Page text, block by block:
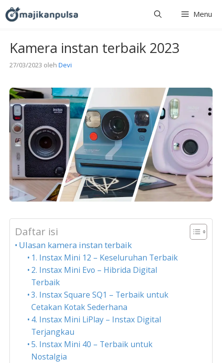
Langsung
ke
Menu
Kamera instan terbaik 2023
27/03/2023 oleh Devi
Daftar isi
Ulasan kamera instan terbaik
1. Instax Mini 12 – Keseluruhan Terbaik
2. Instax Mini Evo – Hibrida Digital
Terbaik
3. Instax Square SQ1 – Terbaik untuk
Cetakan Kotak Sederhana
4. Instax Mini LiPlay – Instax Digital
Terjangkau
5. Instax Mini 40 – Terbaik untuk
Nostalgia